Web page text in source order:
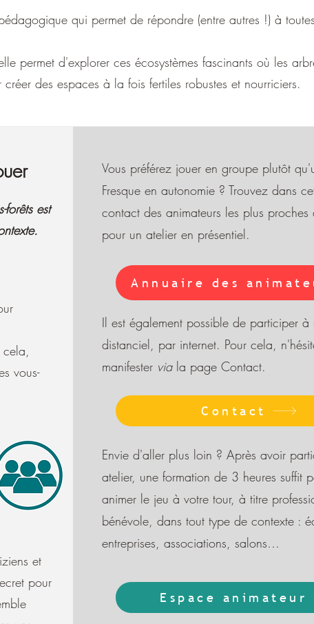
qui permet de répondre (entre autres !) à
permet d'explorer ces écosystèmes fascinants où les
des espaces à la fois fertiles robustes et nourriciers.​
est
cela,
vous-
et
pour
Vous préférez jouer en groupe plutôt
Fresque en autonomie ? Trouvez dans
contact des animateurs les plus
pour un atelier en présentiel.
Il est également possible de participer à
distanciel, par internet. Pour cela,
manifester via la page Contact.
Envie d'aller plus loin ? Après avoir
atelier, une formation de 3 heures suffit
animer le jeu à votre tour, à titre
bénévole, dans tout type de contexte :
entreprises, associations, salons…
Annuaire des
Contact
Espace animateur